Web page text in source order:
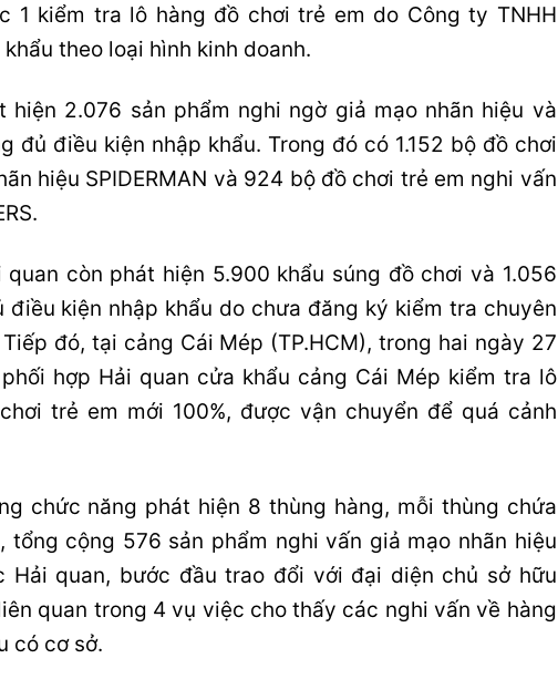
1 kiểm tra lô hàng đồ chơi trẻ em do Công ty TNHH
theo loại hình kinh doanh.
hiện 2.076 sản phẩm nghi ngờ giả mạo nhãn hiệu và
đủ điều kiện nhập khẩu. Trong đó có 1.152 bộ đồ chơi
hiệu SPIDERMAN và 924 bộ đồ chơi trẻ em nghi vấn
quan còn phát hiện 5.900 khẩu súng đồ chơi và 1.056
điều kiện nhập khẩu do chưa đăng ký kiểm tra chuyên
đó, tại cảng Cái Mép (TP.HCM), trong hai ngày 27
hợp Hải quan cửa khẩu cảng Cái Mép kiểm tra lô
trẻ em mới 100%, được vận chuyển để quá cảnh
chức năng phát hiện 8 thùng hàng, mỗi thùng chứa
tổng cộng 576 sản phẩm nghi vấn giả mạo nhãn hiệu
Hải quan, bước đầu trao đổi với đại diện chủ sở hữu
quan trong 4 vụ việc cho thấy các nghi vấn về hàng
có cơ sở.